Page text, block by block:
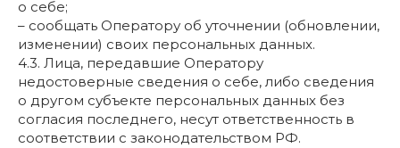
о себе;
– сообщать Оператору об уточнении (обновлении,
изменении) своих персональных данных.
4.3. Лица, передавшие Оператору
недостоверные сведения о себе, либо сведения
о другом субъекте персональных данных без
согласия последнего, несут ответственность в
соответствии с законодательством РФ.